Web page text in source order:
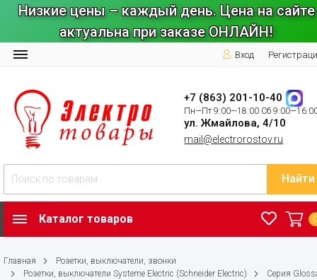
Низкие цены – каждый день. Цена на сайте
актуальна при заказе ОНЛАЙН!
Вход
+7 (863) 201-10-40
Пн—Пт 9:00—18:00 Сб
ул. Жмайлова, 4/10
mail@electrorostov.ru
Найти
Каталог товаров
Главная
Розетки, выключатели, звонки
Розетки, выключатели Systeme Electric (Schneider Electric)
Серия